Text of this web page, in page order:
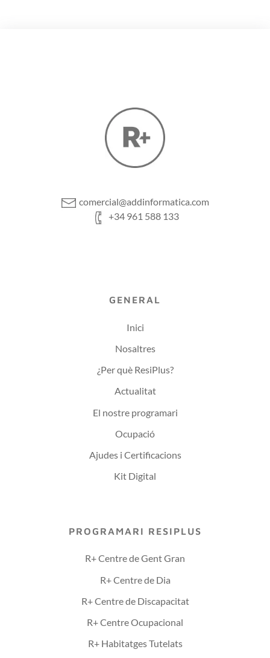
comercial@addinformatica.com
+34 961 588 133
GENERAL
Inici
Nosaltres
¿Per què ResiPlus?
Actualitat
El nostre programari
Ocupació
Ajudes i Certificacions
Kit Digital
PROGRAMARI RESIPLUS
R+ Centre de Gent Gran
R+ Centre de Dia
R+ Centre de Discapacitat
R+ Centre Ocupacional
R+ Habitatges Tutelats